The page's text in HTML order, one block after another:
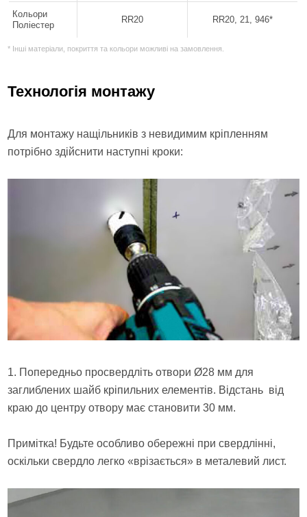
Кольори
Поліестер
RR20 RR20, 21, 946*
* Інші матеріали, покриття та кольори можливі на замовлення.
Технологія монтажу
Для монтажу нащільників з невидимим кріпленням
потрібно здійснити наступні кроки:
1. Попередньо просвердліть отвори Ø28 мм для
заглиблених шайб кріпильних елементів. Відстань від
краю до центру отвору має становити 30 мм.
Примітка! Будьте особливо обережні при свердлінні,
оскільки свердло легко «врізається» в металевий лист.